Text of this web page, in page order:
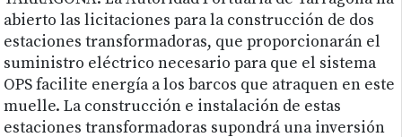
abierto las licitaciones para la construcción de dos
estaciones transformadoras, que proporcionarán el
suministro eléctrico necesario para que el sistema
OPS facilite energía a los barcos que atraquen en este
muelle. La construcción e instalación de estas
estaciones transformadoras supondrá una inversión